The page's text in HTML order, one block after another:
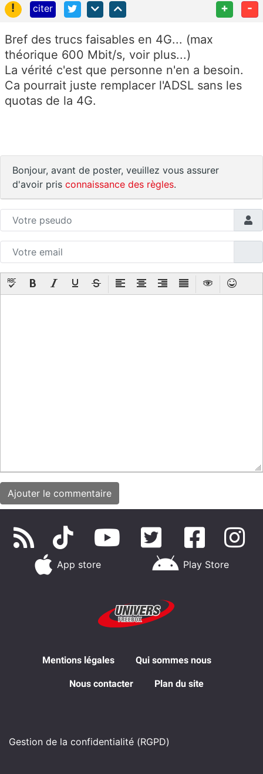
!
citer + -
Bref des trucs faisables en 4G... (max
théorique 600 Mbit/s, voir plus...)
La vérité c'est que personne n'en a besoin.
Ca pourrait juste remplacer l'ADSL sans les
quotas de la 4G.
Bonjour, avant de poster, veuillez vous assurer
d'avoir pris connaissance des règles.
App store Play Store
Mentions légales Qui sommes nous
Nous contacter Plan du site
Gestion de la confidentialité (RGPD)